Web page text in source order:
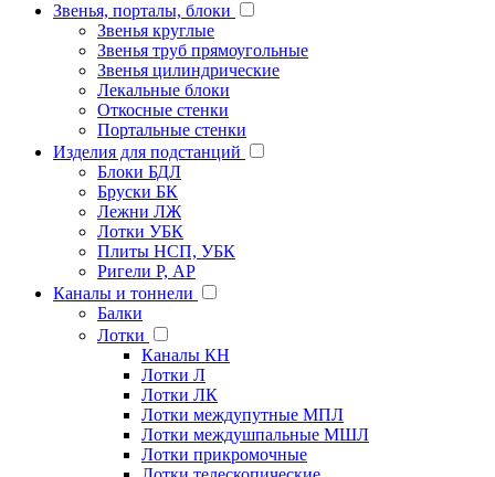
Звенья, порталы, блоки
Звенья круглые
Звенья труб прямоугольные
Звенья цилиндрические
Лекальные блоки
Откосные стенки
Портальные стенки
Изделия для подстанций
Блоки БДЛ
Бруски БК
Лежни ЛЖ
Лотки УБК
Плиты НСП, УБК
Ригели Р, АР
Каналы и тоннели
Балки
Лотки
Каналы КН
Лотки Л
Лотки ЛК
Лотки междупутные МПЛ
Лотки междушпальные МШЛ
Лотки прикромочные